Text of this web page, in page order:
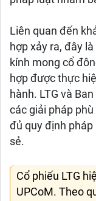
Liên quan đến
hợp xảy ra, đây
kính mong cổ
hợp được thực
hành. LTG và
các giải pháp
đủ quy định pháp
sẻ.
Cổ phiếu LTG
UPCoM. Theo